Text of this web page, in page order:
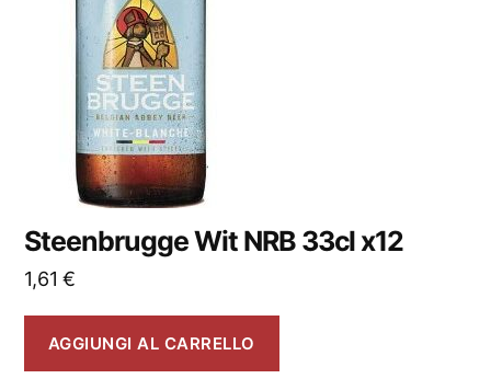
Steenbrugge Wit NRB 33cl x12
1,61€
AGGIUNGI AL CARRELLO